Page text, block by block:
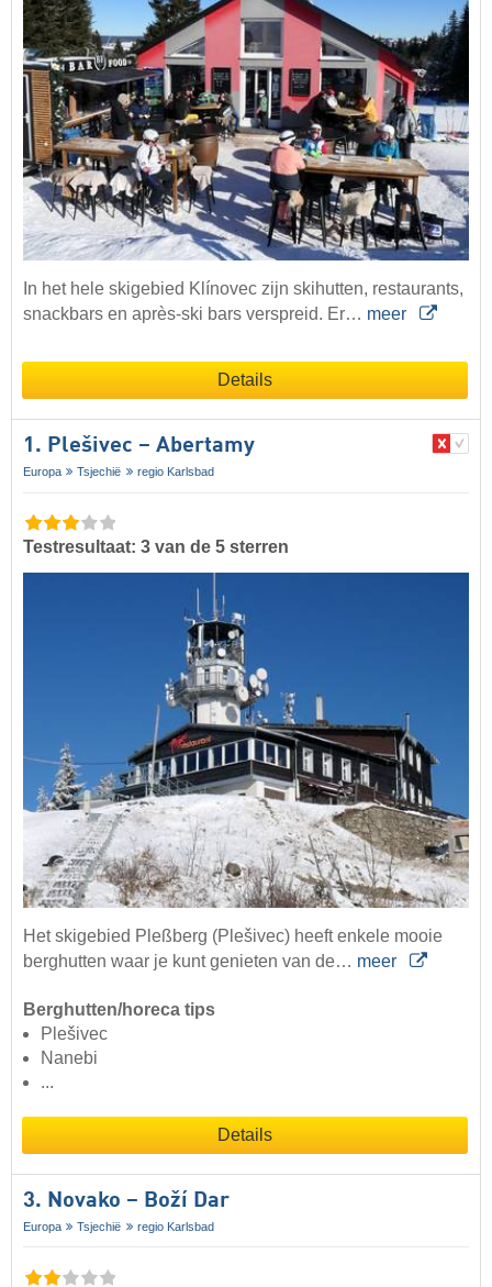
In het hele skigebied Klínovec zijn skihutten, restaurants,
snackbars en après-ski bars verspreid. Er… meer
Details
1. Plešivec – Abertamy
Europa Tsjechië regio Karlsbad
Testresultaat: 3 van de 5 sterren
Het skigebied Pleßberg (Plešivec) heeft enkele mooie
berghutten waar je kunt genieten van de… meer
Berghutten/horeca tips
Plešivec
Nanebi
...
Details
3. Novako – Boží Dar
Europa Tsjechië regio Karlsbad